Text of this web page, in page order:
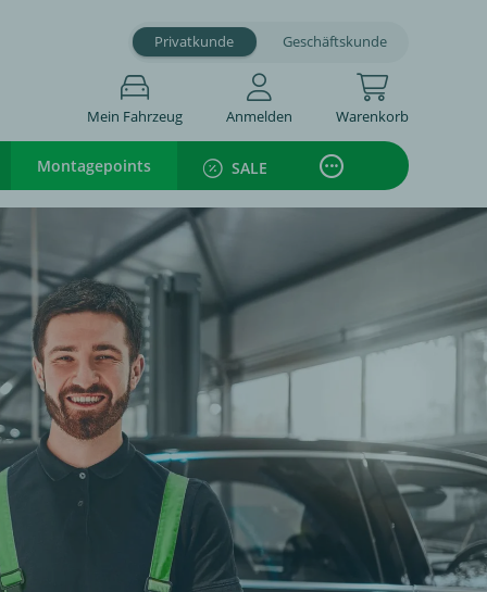
Privatkunde Geschäftskunde
Mein Fahrzeug Anmelden Warenkorb
Montagepoints SALE